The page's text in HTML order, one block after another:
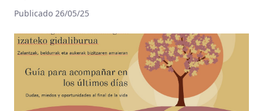
Publicado 26/05/25